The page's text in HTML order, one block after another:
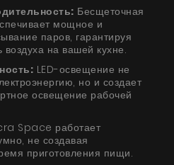
О нас
дизайнера
поддержка
Бесщеточная
мощное и
паров, гарантируя
воздуха на вашей кухне.
LED-освещение не
но и создает
освещение рабочей
Space работает
не создавая
приготовления пищи.